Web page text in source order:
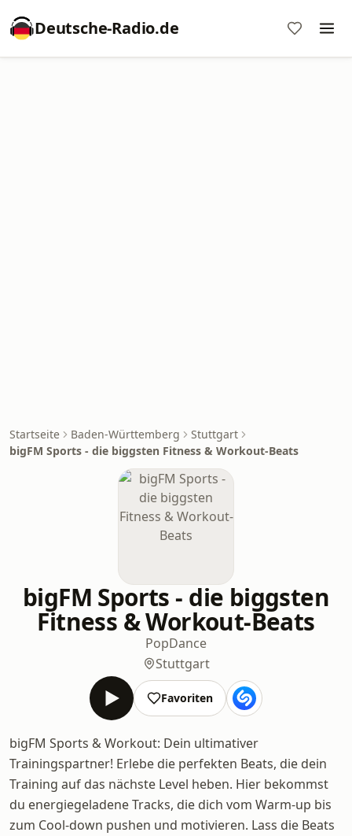
Deutsche-Radio.de
Startseite Baden-Württemberg
Stuttgart
bigFM Sports - die biggsten Fitness & Workout-Beats
bigFM Sports - die biggsten
Fitness & Workout-Beats
PopDance
Stuttgart
Favoriten
bigFM Sports & Workout: Dein ultimativer
Trainingspartner! Erlebe die perfekten Beats, die dein
Training auf das nächste Level heben. Hier bekommst
du energiegeladene Tracks, die dich vom Warm-up bis
zum Cool-down pushen und motivieren. Lass die Beats